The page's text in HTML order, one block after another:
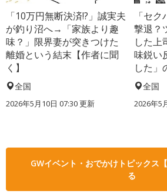
「10万円無断決済!?」誠実夫
が釣り沼へ→「家族より趣
味？」限界妻が突きつけた
離婚という結末【作者に聞
く】
全国
2026年5月10日 07:30 更新
「セ
撃退？
した上
味鋭い
した」
全国
2026年5
GWイベント・おでかけトピックス
る